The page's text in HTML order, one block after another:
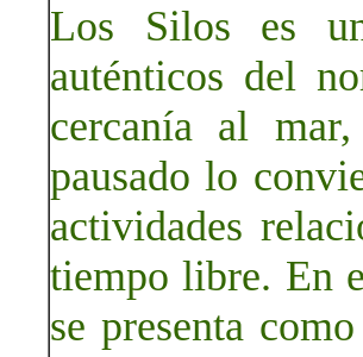
Los Silos es
auténticos del
cercanía al
pausado lo
actividades
tiempo libre. En
se presenta